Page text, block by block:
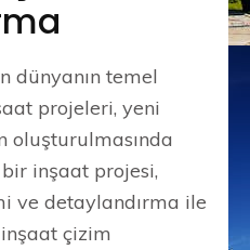
dünyanın temel
projeleri, yeni
oluşturulmasında
inşaat projesi,
ve detaylandırma ile
çizim